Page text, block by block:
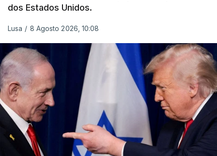
dos Estados Unidos.
Lusa / 8 Agosto 2026, 10:08